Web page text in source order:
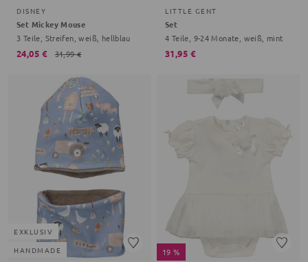
DISNEY
Set Mickey Mouse
3 Teile, Streifen, weiß, hellblau
24,05 € 31,99 €
LITTLE GENT
Set
4 Teile, 9-24 Monate, weiß, mint
31,95 €
EXKLUSIV
HANDMADE
19 %